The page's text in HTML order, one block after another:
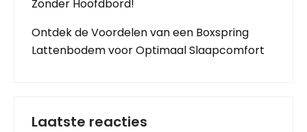
Zonder Hoofdbord!
Ontdek de Voordelen van een Boxspring
Lattenbodem voor Optimaal Slaapcomfort
Laatste reacties